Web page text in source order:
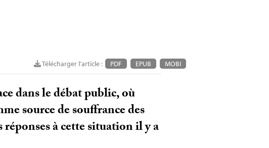
Télécharger l'article : PDF EPUB MOBI
dans le débat public, où
source de souffrance des
à cette situation il y a